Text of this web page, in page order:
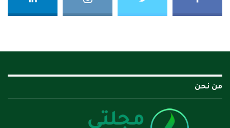
من نحن